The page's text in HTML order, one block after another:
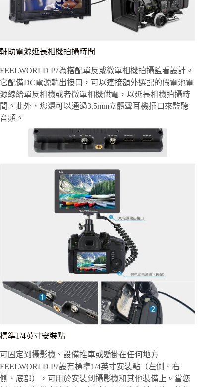
輔助電源延長相機拍攝時間
FEELWORLD P7為搭配單反或微單相機拍攝監看設計。
它配備DC電源輸出接口，可以連接額外選配的假電池電
源線給單反相機或者微單相機供電，以延長相機拍攝時
間。此外，您還可以通過3.5mm立體聲耳機插口來監聽
音頻。
標準1/4英寸安裝點
可固定到攝影機、設備推車或懸掛在任何地方
FEELWORLD P7設有標準1/4英寸安裝點（左側、右
側、底部），可用於安裝到攝影機和其他裝備上。當您